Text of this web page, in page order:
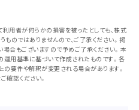
用者が何らかの損害を被ったとしても、株式
のではありませんので、ご了承ください。掲
合もございますので予めご了承ください。本
用基準に基づいて作成されたものです。各
の要件や解釈が変更される場合があります。
確認ください。